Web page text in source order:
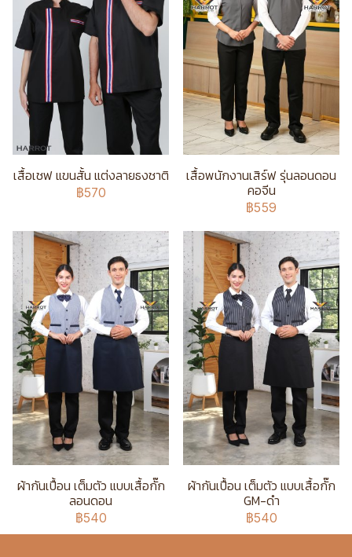
เสื้อเชฟ แขนสั้น แต่งลายธงชาติ
฿570
เสื้อพนักงานเสิร์ฟ รุ่นลอนดอน
คอจีน
฿559
ผ้ากันเปื้อน เต็มตัว แบบเสื้อกั๊ก
ลอนดอน
฿540
ผ้ากันเปื้อน เต็มตัว แบบเสื้อกั๊ก
GM-ดำ
฿540